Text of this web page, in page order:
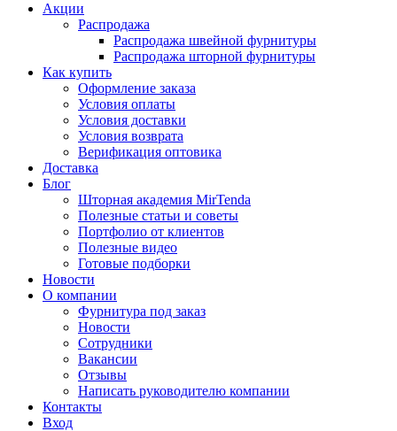
Акции
Распродажа
Распродажа швейной фурнитуры
Распродажа шторной фурнитуры
Как купить
Оформление заказа
Условия оплаты
Условия доставки
Условия возврата
Верификация оптовика
Доставка
Блог
Шторная академия MirTenda
Полезные статьи и советы
Портфолио от клиентов
Полезные видео
Готовые подборки
Новости
О компании
Фурнитура под заказ
Новости
Сотрудники
Вакансии
Отзывы
Написать руководителю компании
Контакты
Вход